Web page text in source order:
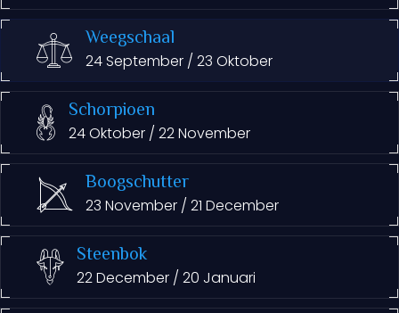
Weegschaal
24 September / 23 Oktober
Schorpioen
24 Oktober / 22 November
Boogschutter
23 November / 21 December
Steenbok
22 December / 20 Januari